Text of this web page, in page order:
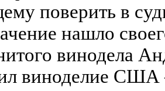
поверить в
нашло
винодела
виноделие США